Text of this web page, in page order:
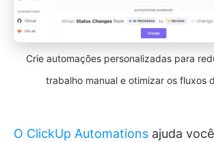
Crie automações personalizadas para
trabalho manual e otimizar os fluxos
O ClickUp Automations ajuda